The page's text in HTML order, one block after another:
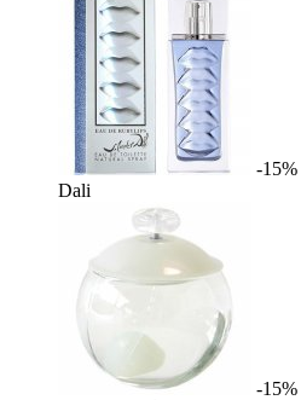
-15%
Dali
-15%